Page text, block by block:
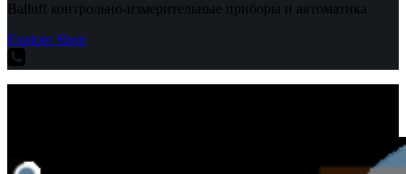
Balluff контрольно-измерительные приборы и автоматика
Explore Shop